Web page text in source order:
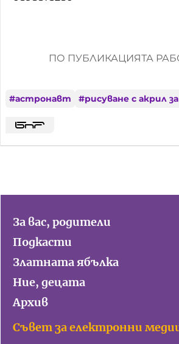
ПО ПУБЛИКАЦИЯТА
#астронавт #рисуване с акрил
За вас, родители
Подкасти
Златната ябълка
Ние, децата
Архив
Съвет за електронни